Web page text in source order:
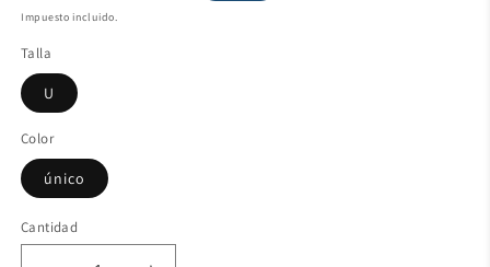
habitual de
Impuesto incluido.
Talla
U
Color
único
Cantidad